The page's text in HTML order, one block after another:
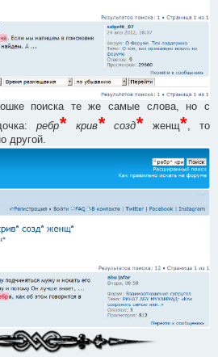
поиска те же самые слова, но с
ребр* крив*созд* женщ* , то
другой.